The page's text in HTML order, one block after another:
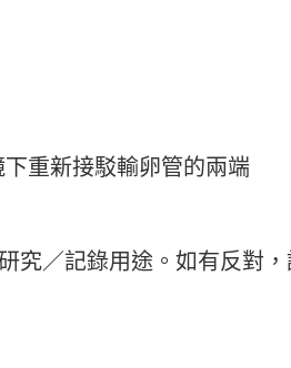
重新接駁輸卵管的兩端
究／記錄用途。如有反對